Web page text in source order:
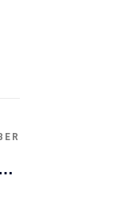
Muğla Bodrum'da Lüks Süper Yat 'Golden Odyssey' Demirledi